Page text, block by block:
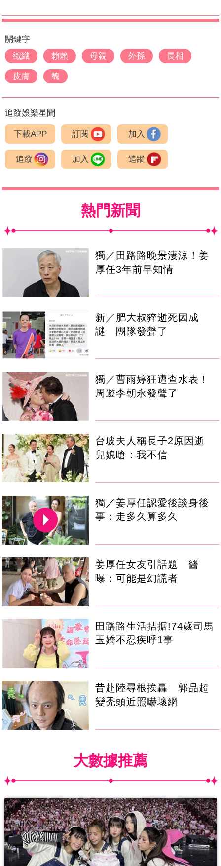
關鍵字
織織
賴賴 母親 外孫 長相
皮膚 醜
追蹤娛樂星聞
下載APP 訂閱 加入
追蹤 加入 追蹤
熱門新聞
獨／田路路晚景淒涼！姜
厚任3年前早知情
新／肥大叔猝逝死因成
謎 團隊發聲了
獨／曹雨婷狂遭查水表！
周遊李朝永發聲了
台玻夫人稱長子2原因逝
兒媳嗆：我不信
獨／姜厚任認愛後談身後
事：走多久算多久
姜厚任女友引話題 醫
曝：可能是幻謊者
田路路生活拮据!74歲司馬
玉嬌不忍疾呼1事
昔赴陸尋根挨轟 郭品超
變禿頭近照嚇壞網
大數據推薦